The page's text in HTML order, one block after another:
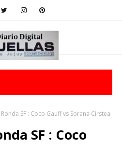
SF : Coco Gauff vs Sorana Cirstea
SF : Coco